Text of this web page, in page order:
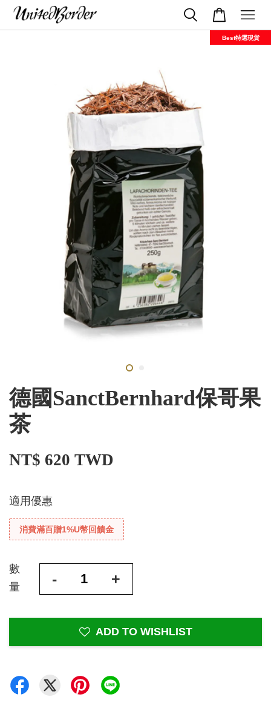
Best特選現貨
德國SanctBernhard保哥果
茶
NT$ 620 TWD
適用優惠
消費滿百贈1%U幣回饋金
數
量
- +
ADD TO WISHLIST